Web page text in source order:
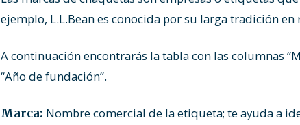
ejemplo, L.L.Bean es conocida por su larga tradición
A continuación encontrarás la tabla con las columnas
“Año de fundación”.
Marca: Nombre comercial de la etiqueta; te ayuda a